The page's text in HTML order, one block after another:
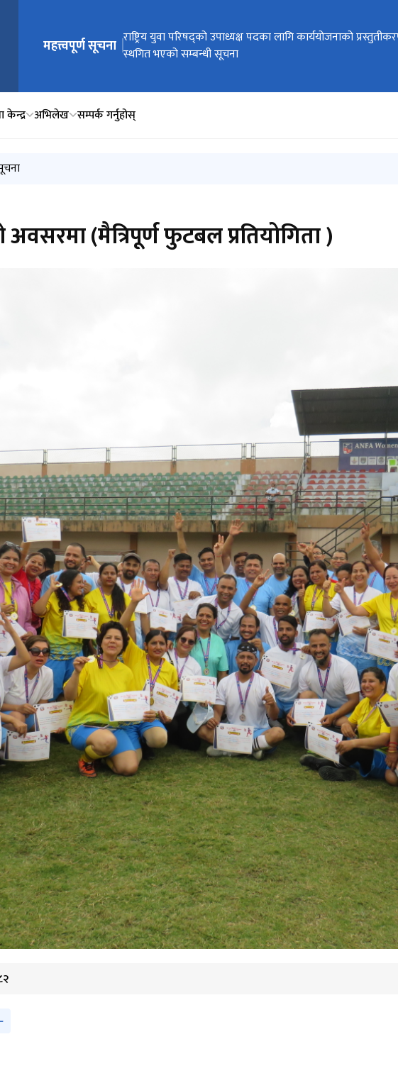
मुख्य नेभिगेसनमा जानुहोस्
महत्त्वपूर्ण सूचना सार्वजनिक पदाधिकारीहरूको पदमुक्ति सम्बन्धी सूचना
राष्ट्रिय युवा परिषद्को उपाध्यक्ष पदका लागि कार्ययोजनाको
स्थगित भएको सम्बन्धी सूचना
केन्द्र अभिलेख सम्पर्क गर्नुहोस्
(मैत्रिपूर्ण फुटबल प्रतियोगिता )